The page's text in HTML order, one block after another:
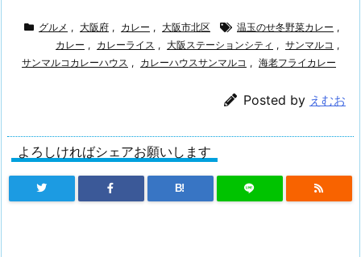
グルメ , 大阪府 , カレー , 大阪市北区 温玉のせ冬野菜カレー ,
カレー , カレーライス , 大阪ステーションシティ , サンマルコ ,
サンマルコカレーハウス , カレーハウスサンマルコ , 海老フライカレー
Posted by えむお
よろしければシェアお願いします
B!